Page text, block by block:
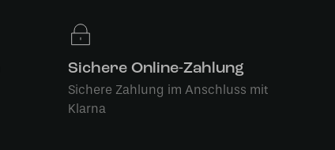
Sichere Online-Zahlung
Sichere Zahlung im Anschluss mit
Klarna